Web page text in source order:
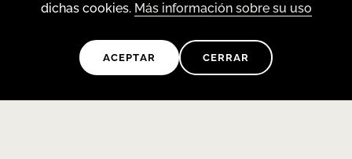
dichas cookies. Más información sobre su uso
ACEPTAR CERRAR